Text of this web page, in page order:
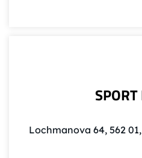
Lochmanova 64, 562